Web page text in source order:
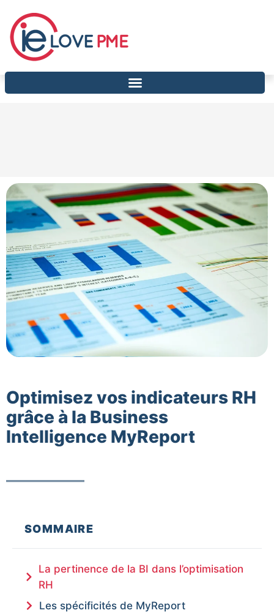
Optimisez vos indicateurs RH
grâce à la Business
Intelligence MyReport
SOMMAIRE
La pertinence de la BI dans l’optimisation
RH
Les spécificités de MyReport